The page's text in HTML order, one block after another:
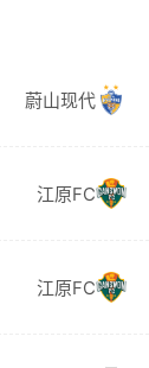
蔚山现代
江原FC
江原FC